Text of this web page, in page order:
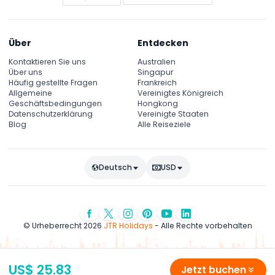
US$ 25.83 Jetzt buchen
Über
Kontaktieren Sie uns
Über uns
Häufig gestellte Fragen
Allgemeine
Geschäftsbedingungen
Datenschutzerklärung
Blog
Entdecken
Australien
Singapur
Frankreich
Vereinigtes Königreich
Hongkong
Vereinigte Staaten
Alle Reiseziele
Deutsch USD
© Urheberrecht 2026 JTR Holidays - Alle Rechte vorbehalten